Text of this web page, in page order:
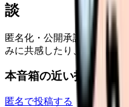
談
匿名化・公開承認済みの本
みに共感したり、自分の状
本音箱の近い投稿
匿名で投稿する